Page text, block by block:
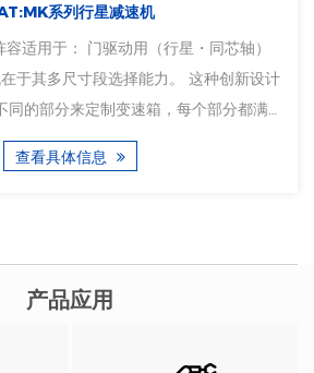
系列行星减速机
适用于： 门驱动用（行星・同芯轴）
于其多尺寸段选择能力。 这种创新设计
的部分来定制变速箱，每个部分都满足
。 MKL 精密行星减速机的模块化设计促
加或删除部分以适应不同的扭矩和速度需
查看具体信息
产品应用